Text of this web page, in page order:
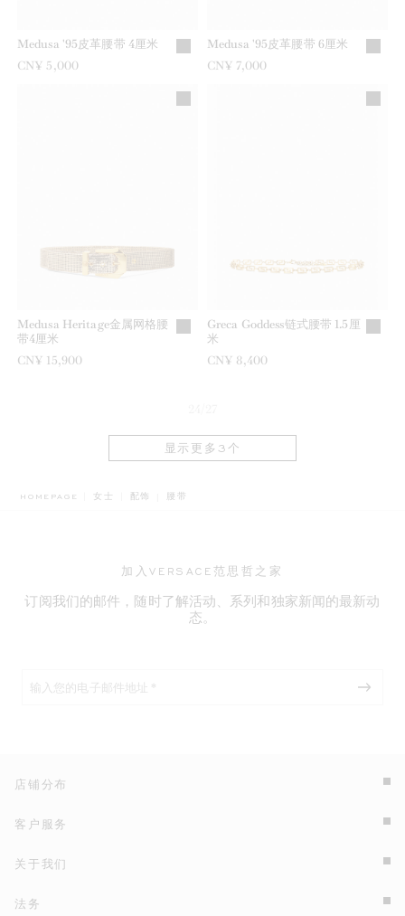
Medusa '95皮革腰带 4厘米
CN¥ 5,000
Medusa '95皮革腰带 6厘米
CN¥ 7,000
Medusa Heritage金属网格腰
带4厘米
CN¥ 15,900
Greca Goddess链式腰带 1.5厘
米
CN¥ 8,400
显示更多3个
HOMEPAGE 女士 配饰 BREADCRUMB.ADA.LABEL.CURRENT
腰带
加入VERSACE范思哲之家
订阅我们的邮件，随时了解活动、系列和独家新闻的最新动
态。
店铺分布
客户服务
关于我们
法务